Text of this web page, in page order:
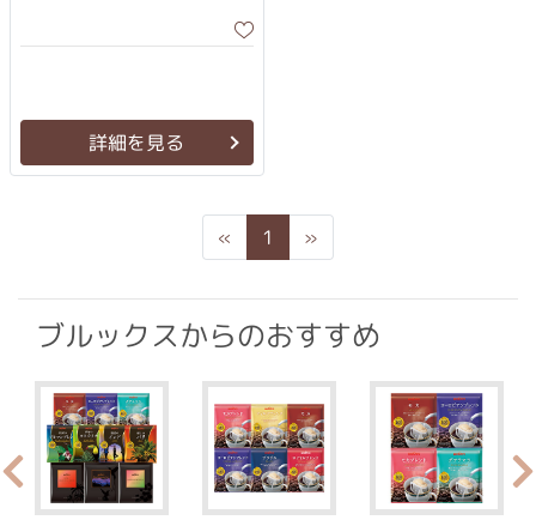
詳細を見る
« Previous
1 »Next
ブルックスからのおすすめ